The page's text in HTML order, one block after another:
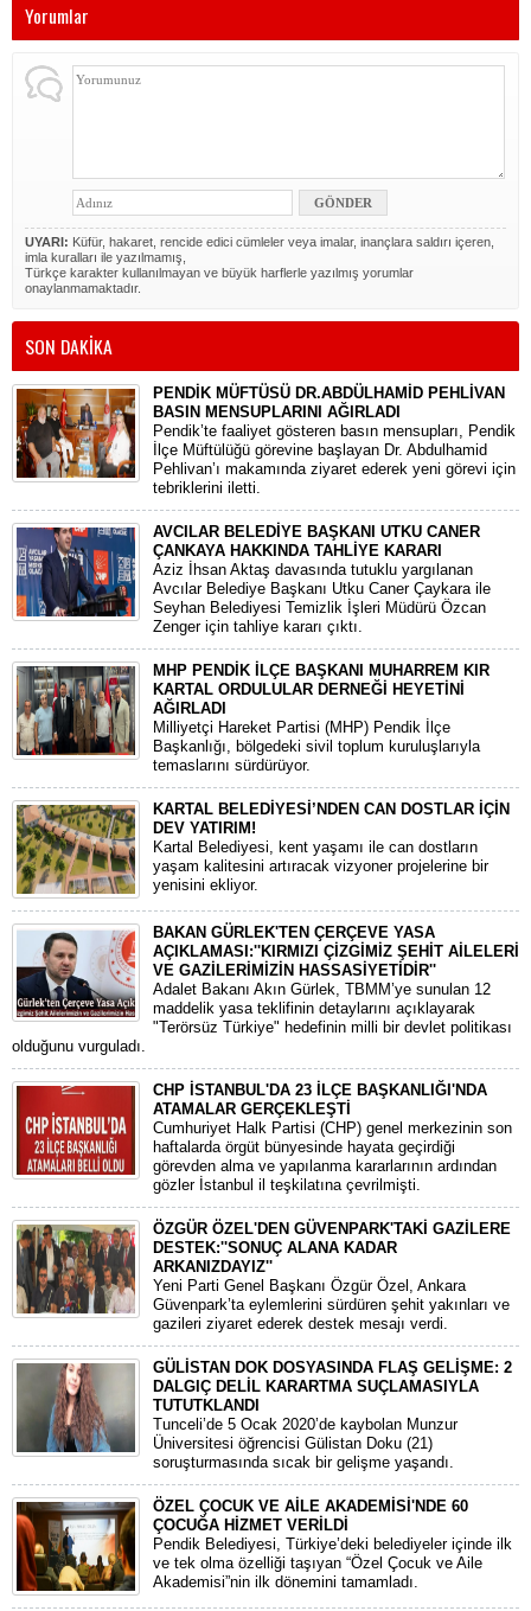
Yorumlar
UYARI: Küfür, hakaret, rencide edici cümleler veya imalar, inançlara saldırı içeren,
imla kuralları ile yazılmamış,
Türkçe karakter kullanılmayan ve büyük harflerle yazılmış yorumlar
onaylanmamaktadır.
SON DAKİKA
PENDİK MÜFTÜSÜ DR.ABDÜLHAMİD PEHLİVAN
BASIN MENSUPLARINI AĞIRLADI
​Pendik’te faaliyet gösteren basın mensupları, Pendik
İlçe Müftülüğü görevine başlayan Dr. Abdulhamid
Pehlivan’ı makamında ziyaret ederek yeni görevi için
tebriklerini iletti.
AVCILAR BELEDİYE BAŞKANI UTKU CANER
ÇANKAYA HAKKINDA TAHLİYE KARARI
​Aziz İhsan Aktaş davasında tutuklu yargılanan
Avcılar Belediye Başkanı Utku Caner Çaykara ile
Seyhan Belediyesi Temizlik İşleri Müdürü Özcan
Zenger için tahliye kararı çıktı.
MHP PENDİK İLÇE BAŞKANI MUHARREM KIR
KARTAL ORDULULAR DERNEĞİ HEYETİNİ
AĞIRLADI
​Milliyetçi Hareket Partisi (MHP) Pendik İlçe
Başkanlığı, bölgedeki sivil toplum kuruluşlarıyla
temaslarını sürdürüyor.
KARTAL BELEDİYESİ’NDEN CAN DOSTLAR İÇİN
DEV YATIRIM!
Kartal Belediyesi, kent yaşamı ile can dostların
yaşam kalitesini artıracak vizyoner projelerine bir
yenisini ekliyor.
BAKAN GÜRLEK'TEN ÇERÇEVE YASA
AÇIKLAMASI:''KIRMIZI ÇİZGİMİZ ŞEHİT AİLELERİ
VE GAZİLERİMİZİN HASSASİYETİDİR''
Adalet Bakanı Akın Gürlek, TBMM’ye sunulan 12
maddelik yasa teklifinin detaylarını açıklayarak
"Terörsüz Türkiye" hedefinin milli bir devlet politikası
olduğunu vurguladı.
CHP İSTANBUL'DA 23 İLÇE BAŞKANLIĞI'NDA
ATAMALAR GERÇEKLEŞTİ
​Cumhuriyet Halk Partisi (CHP) genel merkezinin son
haftalarda örgüt bünyesinde hayata geçirdiği
görevden alma ve yapılanma kararlarının ardından
gözler İstanbul il teşkilatına çevrilmişti.
ÖZGÜR ÖZEL'DEN GÜVENPARK'TAKİ GAZİLERE
DESTEK:''SONUÇ ALANA KADAR
ARKANIZDAYIZ''
​Yeni Parti Genel Başkanı Özgür Özel, Ankara
Güvenpark’ta eylemlerini sürdüren şehit yakınları ve
gazileri ziyaret ederek destek mesajı verdi.
GÜLİSTAN DOK DOSYASINDA FLAŞ GELİŞME: 2
DALGIÇ DELİL KARARTMA SUÇLAMASIYLA
TUTUTKLANDI
​Tunceli’de 5 Ocak 2020’de kaybolan Munzur
Üniversitesi öğrencisi Gülistan Doku (21)
soruşturmasında sıcak bir gelişme yaşandı.
ÖZEL ÇOCUK VE AİLE AKADEMİSİ'NDE 60
ÇOCUĞA HİZMET VERİLDİ
Pendik Belediyesi, Türkiye’deki belediyeler içinde ilk
ve tek olma özelliği taşıyan “Özel Çocuk ve Aile
Akademisi”nin ilk dönemini tamamladı.